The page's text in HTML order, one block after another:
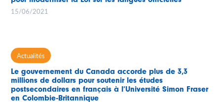
15/06/2021
Actualités
Le gouvernement du Canada accorde plus de 3,3
millions de dollars pour soutenir les études
postsecondaires en français à l’Université Simon Fraser
en Colombie-Britannique